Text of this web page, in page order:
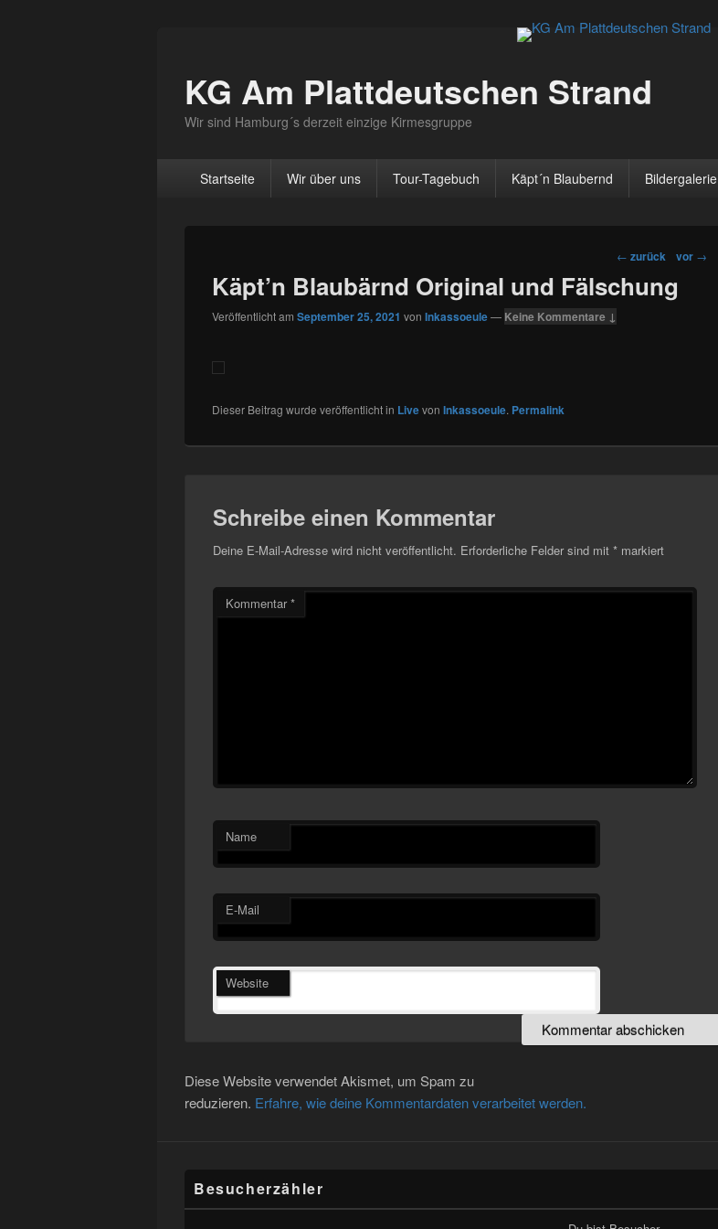
KG Am Plattdeutschen Strand
Wir sind Hamburg´s derzeit einzige Kirmesgruppe
Startseite Wir über uns Tour-Tagebuch Käpt´n Blaubernd Bildergalerie
Beitragsnavigation
← zurück vor →
Käpt’n Blaubärnd Original und Fälschung
Veröffentlicht am September 25, 2021 von Inkassoeule— Keine Kommentare ↓
Dieser Beitrag wurde veröffentlicht in Livevon Inkassoeule. Permalink
Schreibe einen Kommentar
Deine E-Mail-Adresse wird nicht veröffentlicht. Erforderliche Felder sind mit * markiert
Kommentar*
Name
E-Mail
Website
Diese Website verwendet Akismet, um Spam zu
reduzieren. Erfahre, wie deine Kommentardaten verarbeitet werden.
Besucherzähler